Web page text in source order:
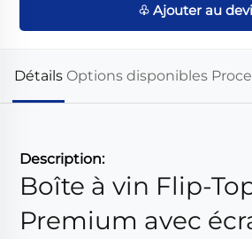
♧ Ajouter au
Détails Options disponibles
Description:
Boîte à vin Flip-
Premium avec